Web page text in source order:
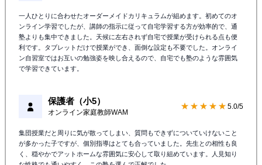
一人ひとりに合わせたオーダーメイドカリキュラムが組めます。初めてのオ
ンライン学習でしたが、講師の指示に従って自宅学習する方が効率的で、通
塾よりも集中できました。天候に左右されず自宅で授業が受けられる点も便
利です。タブレットだけで授業ができ、面倒な設定も不要でした。オンライ
ン自習室ではお互いの勉強姿を映し合えるので、自宅でも塾のような雰囲気
で学習できています。
保護者（小5）
オンライン家庭教師WAM
★★★★★ 5.0/5
集団授業だと周りに気が散ってしまい、質問もできずについていけないこと
が多かった子ですが、個別指導はとても合っていました。先生との相性も良
く、穏やかでアットホームな雰囲気に安心して取り組めています。人見知り